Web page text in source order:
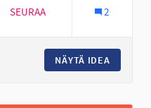
19 SEURAAJAA
SEURAA 2
NÄYTÄ IDEA